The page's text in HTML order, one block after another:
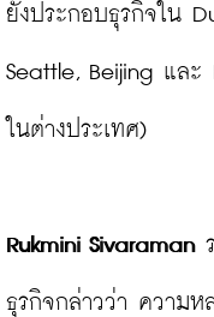
ยังประกอบธุรกิจใน
Seattle, Beijing และ
ในต่างประเทศ)
Rukmini Sivaraman ร
ธุรกิจกล่าวว่า ความห